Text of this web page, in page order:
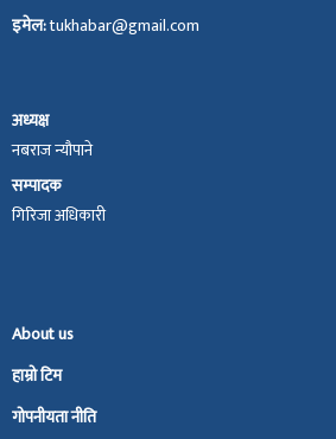
इमेल:tukhabar@gmail.com
अध्यक्ष
नबराज न्यौपाने
सम्पादक
गिरिजा अधिकारी
About us
हाम्रो टिम
गोपनीयता नीति